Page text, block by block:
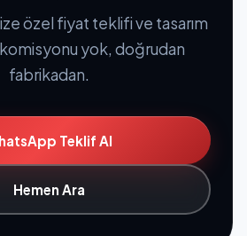
özel fiyat teklifi ve tasarım
yok, doğrudan
fabrikadan.
Teklif Al
Hemen Ara